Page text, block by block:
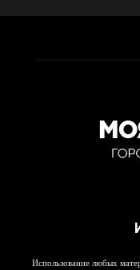
Использование любых